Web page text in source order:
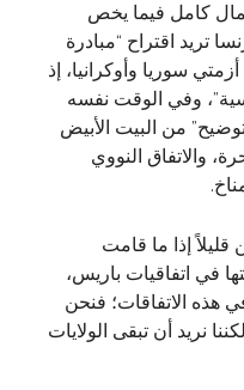
كامل فيما يخص
تريد اقتراح “مبادرة
سوريا وأوكرانيا، إذ
وفي الوقت نفسه
من البيت الأبيض
والاتفاق النووي
إذا ما قامت
في اتفاقيات باريس،
هذه الاتفاقات؛ فنحن
نريد أن تبقى الولايات